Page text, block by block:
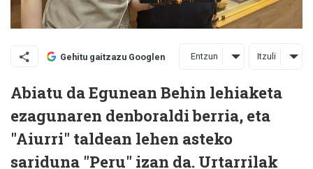
Gehitu gaitzazu Googlen Entzun Itzuli
Abiatu da Egunean Behin lehiaketa
ezagunaren denboraldi berria, eta
"Aiurri" taldean lehen asteko
sariduna "Peru" izan da. Urtarrilak